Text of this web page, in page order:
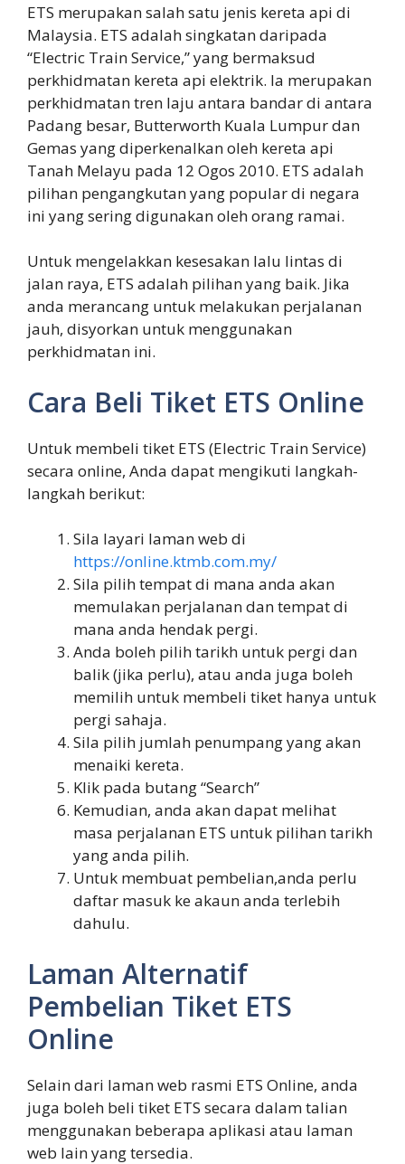
ETS merupakan salah satu jenis kereta api di
Malaysia. ETS adalah singkatan daripada
“Electric Train Service,” yang bermaksud
perkhidmatan kereta api elektrik. Ia merupakan
perkhidmatan tren laju antara bandar di antara
Padang besar, Butterworth Kuala Lumpur dan
Gemas yang diperkenalkan oleh kereta api
Tanah Melayu pada 12 Ogos 2010. ETS adalah
pilihan pengangkutan yang popular di negara
ini yang sering digunakan oleh orang ramai.
Untuk mengelakkan kesesakan lalu lintas di
jalan raya, ETS adalah pilihan yang baik. Jika
anda merancang untuk melakukan perjalanan
jauh, disyorkan untuk menggunakan
perkhidmatan ini.
Cara Beli Tiket ETS Online
Untuk membeli tiket ETS (Electric Train Service)
secara online, Anda dapat mengikuti langkah-
langkah berikut:
Sila layari laman web di
https://online.ktmb.com.my/
Sila pilih tempat di mana anda akan
memulakan perjalanan dan tempat di
mana anda hendak pergi.
Anda boleh pilih tarikh untuk pergi dan
balik (jika perlu), atau anda juga boleh
memilih untuk membeli tiket hanya untuk
pergi sahaja.
Sila pilih jumlah penumpang yang akan
menaiki kereta.
Klik pada butang “Search”
Kemudian, anda akan dapat melihat
masa perjalanan ETS untuk pilihan tarikh
yang anda pilih.
Untuk membuat pembelian,anda perlu
daftar masuk ke akaun anda terlebih
dahulu.
Laman Alternatif
Pembelian Tiket ETS
Online
Selain dari laman web rasmi ETS Online, anda
juga boleh beli tiket ETS secara dalam talian
menggunakan beberapa aplikasi atau laman
web lain yang tersedia.